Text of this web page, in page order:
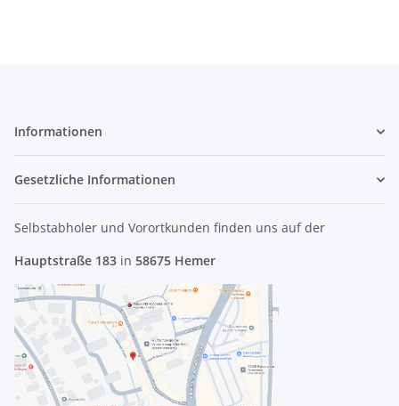
Informationen
Gesetzliche Informationen
Selbstabholer und Vorortkunden finden uns auf der
Hauptstraße 183 in 58675 Hemer